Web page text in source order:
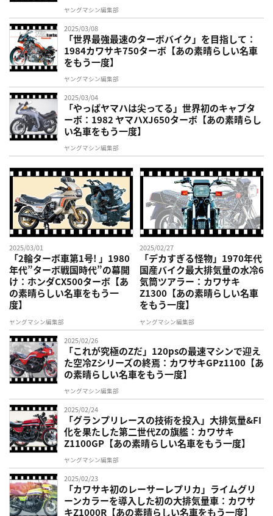
ヤングマシン編集部
2025/03/08
「世界最強最速のターボバイク」を目指して：
1984カワサキ750ターボ【あの素晴らしい名車
をもう一度】
ヤングマシン編集部
2025/03/04
「やっぱヤマハは尖ってる」世界初のキャブタ
ーボ：1982 ヤマハXJ650ターボ【あの素晴らし
い名車をもう一度】
ヤングマシン編集部
2025/03/01
「2輪ターボ車第1号! 」1980
年代”ターボ戦国時代”の幕開
け：ホンダCX500ターボ【あ
の素晴らしい名車をもう一
度】
ヤングマシン編集部
2025/02/27
「デカすぎる怪物」1970年代
国産バイク最大排気量の水冷6
気筒ツアラー：カワサキ
Z1300【あの素晴らしい名車
をもう一度】
ヤングマシン編集部
2025/02/26
「これが究極のZだ」120psの最速マシンで迎え
た空冷Zシリーズの終焉：カワサキGPz1100【あ
の素晴らしい名車をもう一度】
ヤングマシン編集部
2025/02/24
「グランプリレースの技術を投入」大排気量&FI
化を果たした第二世代Zの旗艦：カワサキ
Z1100GP【あの素晴らしい名車をもう一度】
ヤングマシン編集部
2025/02/23
「カワサキ初のレーサーレプリカ」ライムグリ
ーンカラーを導入した初の大排気量車：カワサ
キZ1000R【あの素晴らしい名車をもう一度】